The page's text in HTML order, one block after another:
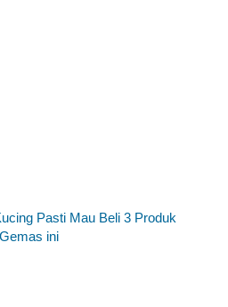
Pasti Mau Beli 3 Produk
Gemas ini